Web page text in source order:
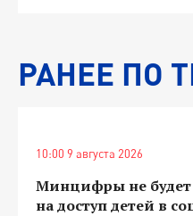
РАНЕЕ ПО
10:00 9 августа 2026
Минцифры не будет
на доступ детей в